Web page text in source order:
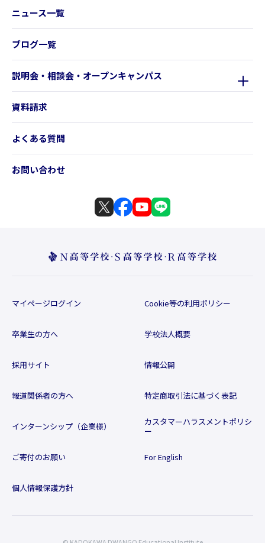
ニュース一覧
ブログ一覧
説明会・相談会・オープンキャンパス
資料請求
よくある質問
お問い合わせ
マイページログイン
卒業生の方へ
採用サイト
報道関係者の方へ
インターンシップ（企業様）
ご寄付のお願い
個人情報保護方針
Cookie等の利用ポリシー
学校法人概要
情報公開
特定商取引法に基づく表記
カスタマーハラスメントポリシ
ー
For English